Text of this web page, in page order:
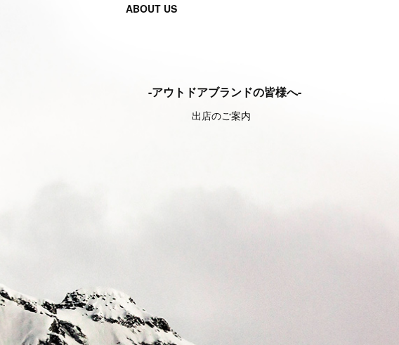
ABOUT US
-アウトドアブランドの皆様へ-
出店のご案内